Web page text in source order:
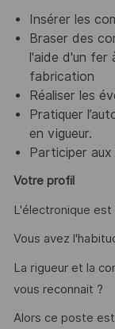
Insérer les
Braser des
l'aide d'un fer
fabrication
Réaliser les
Pratiquer
en vigueur.
Participer
Votre profil
L'électronique
Vous avez
La rigueur et la
vous reconnait ?
Alors ce poste